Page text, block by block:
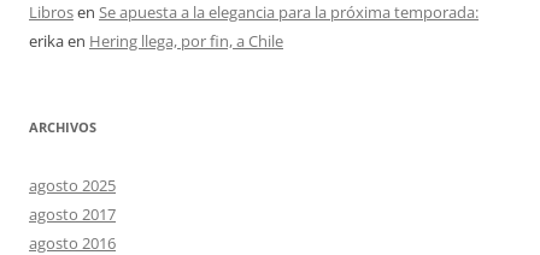
Librosen Se apuesta a la elegancia para la próxima temporada:
erikaen Hering llega, por fin, a Chile
ARCHIVOS
agosto 2025
agosto 2017
agosto 2016